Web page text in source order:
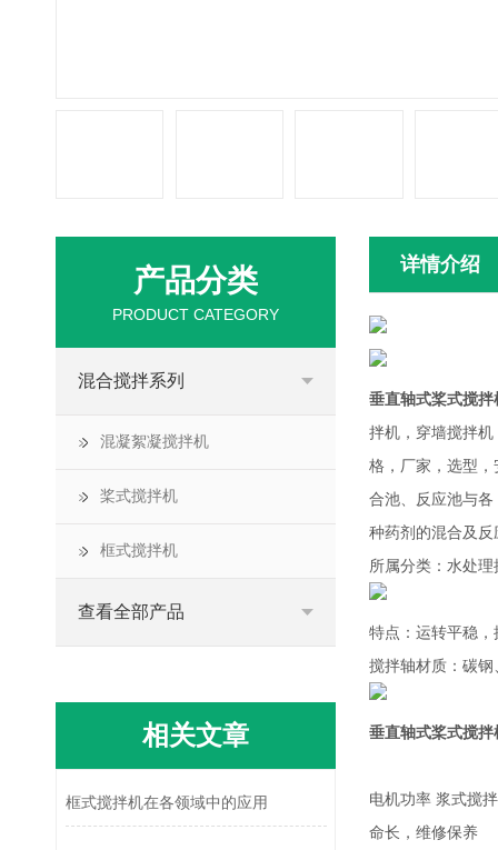
详情介绍
垂直轴式桨式搅拌
拌机，穿墙搅拌
格，厂家，选型
合池、反应池与各
种药剂的混合及
所属分类：水处理
特点：运转平稳，
搅拌轴材质：碳
垂直轴式桨式搅拌
电机功率 浆式搅
命长，维修保养
产品分类
PRODUCT CATEGORY
混合搅拌系列
混凝絮凝搅拌机
桨式搅拌机
框式搅拌机
查看全部产品
相关文章
框式搅拌机在各领域中的应用